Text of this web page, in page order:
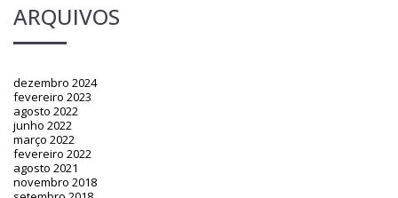
ARQUIVOS
dezembro 2024
fevereiro 2023
agosto 2022
junho 2022
março 2022
fevereiro 2022
agosto 2021
novembro 2018